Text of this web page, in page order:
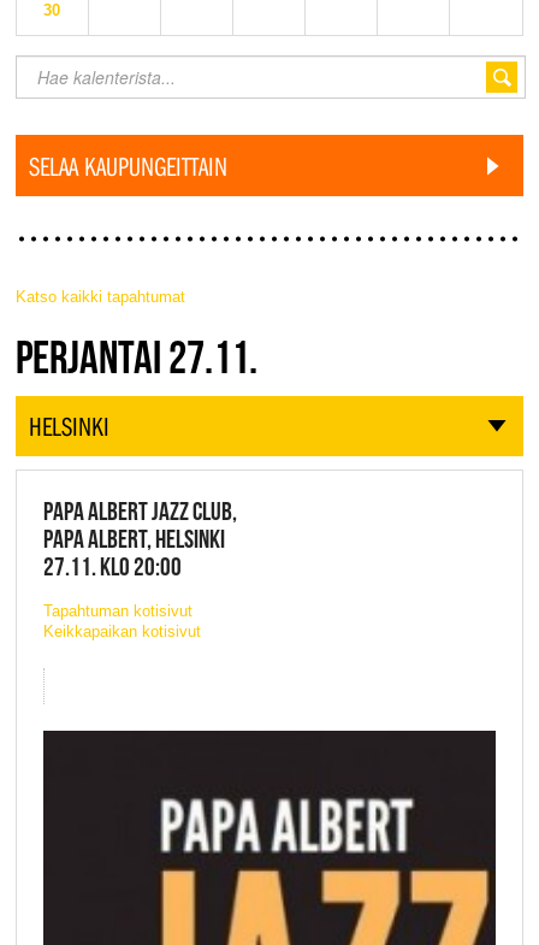
30
SELAA KAUPUNGEITTAIN
Katso kaikki tapahtumat
JAZZ FINLAND LIVE
PERJANTAI 27.11.
HELSINKI
PAPA ALBERT JAZZ CLUB,
PAPA ALBERT, HELSINKI
27.11. KLO 20:00
Tapahtuman kotisivut
Keikkapaikan kotisivut